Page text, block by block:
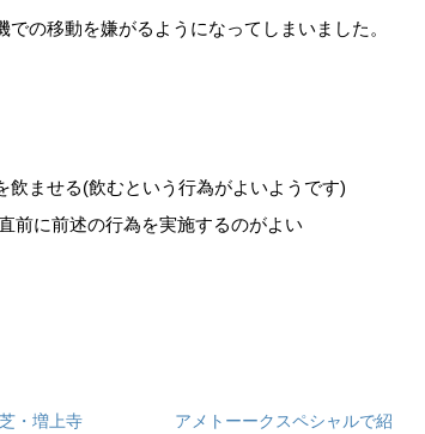
の移動を嫌がるようになってしまいました。
飲ませる(飲むという行為がよいようです)
前に前述の行為を実施するのがよい
・増上寺
アメトーークスペシャルで紹